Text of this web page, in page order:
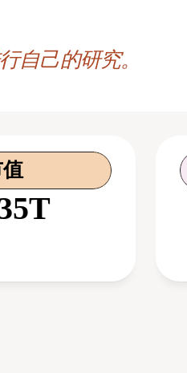
自己的研究。